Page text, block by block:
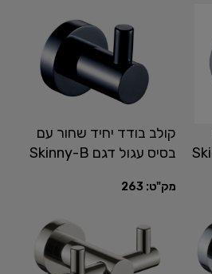
קולב בודד יחיד שחור עם
בסיס עגול דגם Skinny-B
מק"ט: 263